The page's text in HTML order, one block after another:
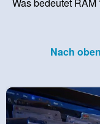
Was bedeutet RAM
Nach